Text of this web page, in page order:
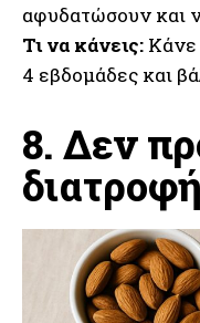
αφυδατώσουν και
Τι να κάνεις: Κάνε
4 εβδομάδες και
8. Δεν